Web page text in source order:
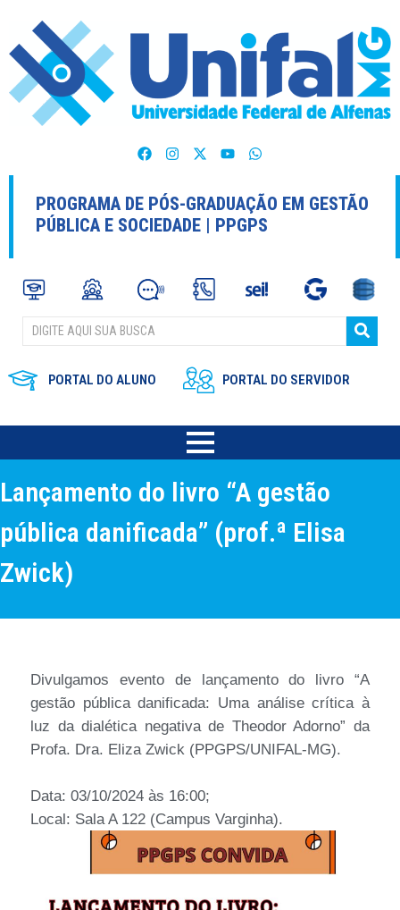
PROGRAMA DE PÓS-GRADUAÇÃO EM GESTÃO
PÚBLICA E SOCIEDADE | PPGPS
PORTAL DO ALUNO PORTAL DO SERVIDOR
Lançamento do livro “A gestão
pública danificada” (prof.ª Elisa
Zwick)
Divulgamos evento de lançamento do livro “A
gestão pública danificada: Uma análise crítica à
luz da dialética negativa de Theodor Adorno” da
Profa. Dra. Eliza Zwick (PPGPS/UNIFAL-MG).
Data: 03/10/2024 às 16:00;
Local: Sala A 122 (Campus Varginha).